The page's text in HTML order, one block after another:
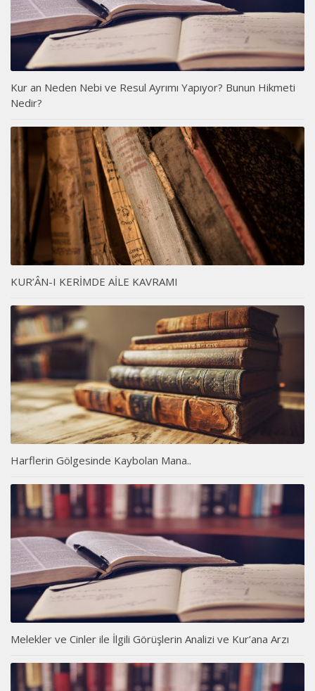
Kur an Neden Nebi ve Resul Ayrımı Yapıyor? Bunun Hikmeti
Nedir?
KUR’ÂN-I KERİMDE AİLE KAVRAMI
Harflerin Gölgesinde Kaybolan Mana..
Melekler ve Cinler ile İlgili Görüşlerin Analizi ve Kur’ana Arzı